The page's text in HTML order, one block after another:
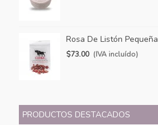
Rosa De Listón Pequeña
$73.00 (IVA incluído)
PRODUCTOS DESTACADOS